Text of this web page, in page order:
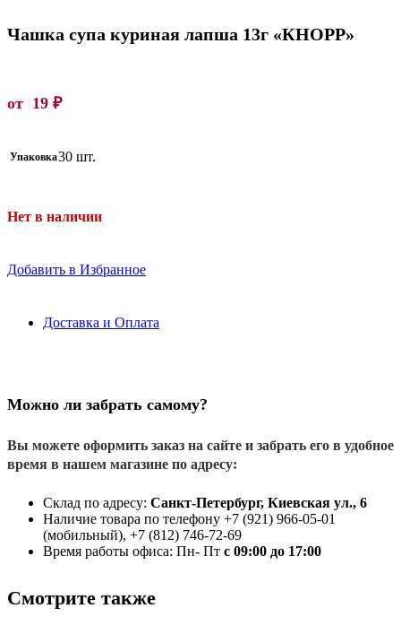
Чашка супа куриная лапша 13г «КНОРР»
от 19 ₽
Упаковка30 шт.
Нет в наличии
Добавить в Избранное
Доставка и Оплата
Можно ли забрать самому?
Вы можете оформить заказ на сайте и забрать его в удобное
время в нашем магазине по адресу:
Склад по адресу: Санкт-Петербург, Киевская ул., 6
Наличие товара по телефону +7 (921) 966-05-01
(мобильный), +7 (812) 746-72-69
Время работы офиса: Пн- Пт с 09:00 до 17:00
Смотрите также